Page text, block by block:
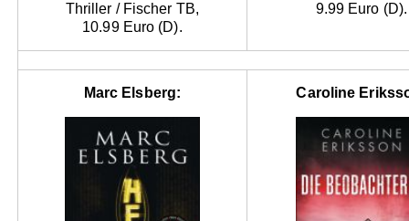
Thriller / Fischer TB,
10.99 Euro (D).
9.99 Euro (D).
Marc Elsberg: Caroline